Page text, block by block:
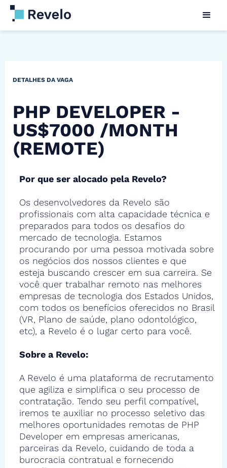
DETALHES DA VAGA
PHP DEVELOPER -
US$7000 /MONTH
(REMOTE)
Por que ser alocado pela Revelo?
Os desenvolvedores da Revelo são
profissionais com alta capacidade técnica e
preparados para todos os desafios do
mercado de tecnologia. Estamos
procurando por uma pessoa motivada sobre
os negócios dos nossos clientes e que
esteja buscando crescer em sua carreira. Se
você quer trabalhar remoto nas melhores
empresas de tecnologia dos Estados Unidos,
com todos os benefícios oferecidos no Brasil
(VR, Plano de saúde, plano odontológico,
etc), a Revelo é o lugar certo para você.
Sobre a Revelo:
A Revelo é uma plataforma de recrutamento
que agiliza e simplifica o seu processo de
contratação. Tendo seu perfil compatível,
iremos te auxiliar no processo seletivo das
melhores oportunidades remotas de PHP
Developer em empresas americanas,
parceiras da Revelo, cuidando de toda a
burocracia contratual e fornecendo